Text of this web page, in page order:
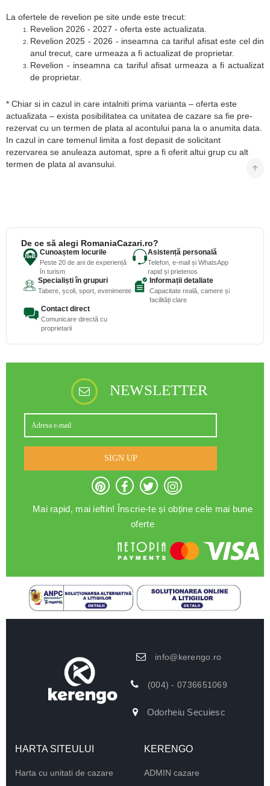
La ofertele de revelion pe site unde este trecut:
Revelion 2026 - 2027 - oferta este actualizata.
Revelion 2025 - 2026 - inseamna ca tariful afisat este cel din
anul trecut, care urmeaza a fi actualizat de proprietar.
Revelion - inseamna ca tariful afisat urmeaza a fi actualizat
de proprietar.
* Chiar si in cazul in care intalniti prima varianta – oferta este
actualizata – exista posibilitatea ca unitatea de cazare sa fie pre-
rezervat cu un termen de plata al acontului pana la o anumita data.
In cazul in care temenul limita a fost depasit de solicitant
rezervarea se anuleaza automat, spre a fi oferit altui grup cu alt
termen de plata al avansului.
De ce să alegi RomaniaCazari.ro?
Cunoaștem locurile
Peste 20 de ani de experiență
în turism
Asistență personală
Telefon, e-mail și WhatsApp
rapid și prietenos
Specialiști în grupuri
Tabere, școli, sport, evenimente
Informații detaliate
Capacitate reală, camere și
facilități clare
Contact direct
Comunicare directă cu
proprietarii
NEWSLETTER
SIGN UP
Mai rapid, mai ieftin! Înscrie-te și obține cele mai bune
oferte
info@kerengo.ro
(004) - 0736651069
Odorheiu Secuiesc
HARTA SITEULUI
Harta cu unitati de cazare
KERENGO
ADMIN cazare